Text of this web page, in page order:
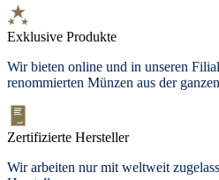
Exklusive Produkte
Wir bieten online und in unseren
renommierten Münzen aus der
Zertifizierte Hersteller
Wir arbeiten nur mit weltweit